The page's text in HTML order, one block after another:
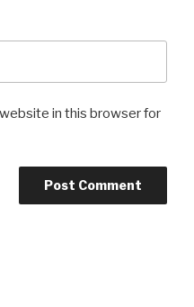
in this browser for